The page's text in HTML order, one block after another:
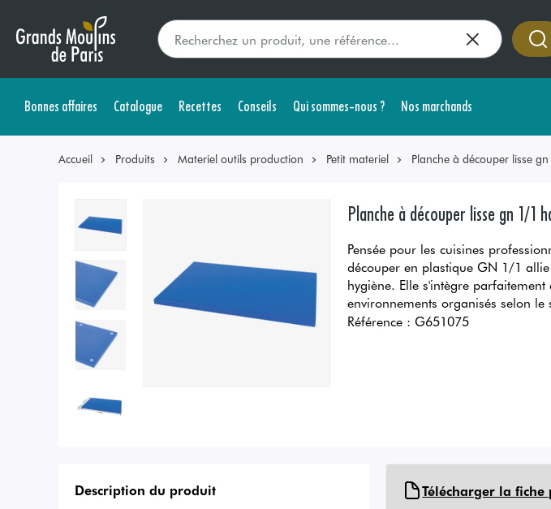
Bonnes affaires Catalogue Recettes Conseils Qui sommes-nous ? Nos marchands
Accueil Produits Materiel outils production Petit materiel Planche à découper lisse
Planche à découper lisse gn 1/1
Pensée pour les cuisines
découper en plastique GN 1/1
hygiène. Elle s'intègre parfaitement
environnements organisés selon
Référence : G651075
Description du produit
Télécharger la